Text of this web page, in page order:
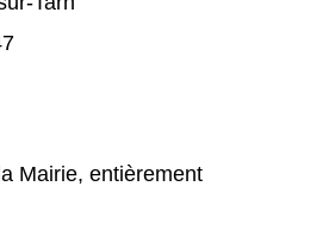
Mairie, entièrement